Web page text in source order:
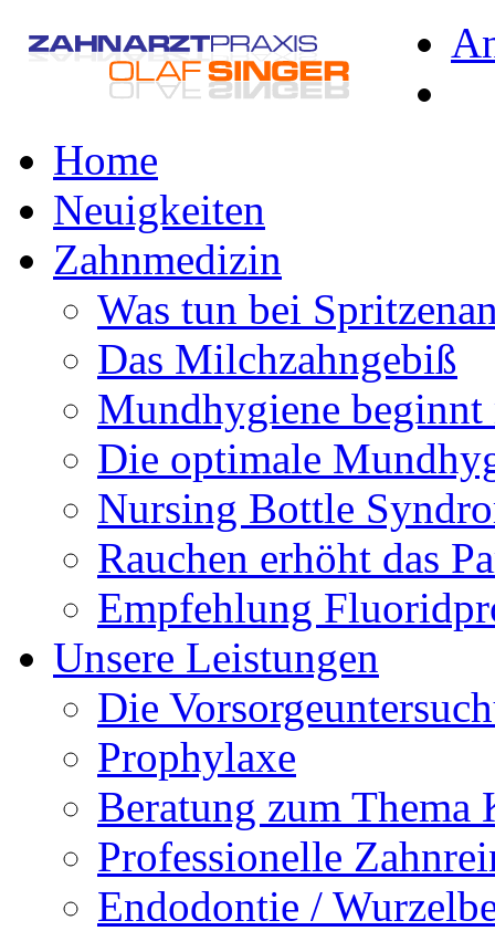
Home
Neuigkeiten
Zahnmedizin
Was tun bei
Das Milchzahngebiß
Mundhygiene beginnt
Die optimale
Nursing Bottle
Rauchen erhöht das
Empfehlung
Unsere Leistungen
Die
Prophylaxe
Beratung zum Thema
Professionelle
Endodontie /